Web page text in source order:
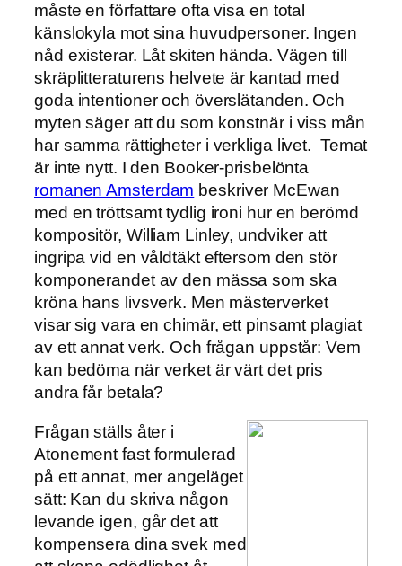
måste en författare ofta visa en total
känslokyla mot sina huvudpersoner. Ingen
nåd existerar. Låt skiten hända. Vägen till
skräplitteraturens helvete är kantad med
goda intentioner och överslätanden. Och
myten säger att du som konstnär i viss mån
har samma rättigheter i verkliga livet. Temat
är inte nytt. I den Booker-prisbelönta
romanen Amsterdam beskriver McEwan
med en tröttsamt tydlig ironi hur en berömd
kompositör, William Linley, undviker att
ingripa vid en våldtäkt eftersom den stör
komponerandet av den mässa som ska
kröna hans livsverk. Men mästerverket
visar sig vara en chimär, ett pinsamt plagiat
av ett annat verk. Och frågan uppstår: Vem
kan bedöma när verket är värt det pris
andra får betala?
Frågan ställs åter i
Atonement fast formulerad
på ett annat, mer angeläget
sätt: Kan du skriva någon
levande igen, går det att
kompensera dina svek med